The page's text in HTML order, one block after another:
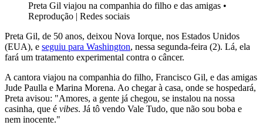
Preta Gil viajou na companhia do filho e das amigas •
Reprodução | Redes sociais
Preta Gil, de 50 anos, deixou Nova Iorque, nos Estados Unidos
(EUA), e seguiu para Washington, nessa segunda-feira (2). Lá, ela
fará um tratamento experimental contra o câncer.
A cantora viajou na companhia do filho, Francisco Gil, e das amigas
Jude Paulla e Marina Morena. Ao chegar à casa, onde se hospedará,
Preta avisou: "Amores, a gente já chegou, se instalou na nossa
casinha, que é vibes. Já tô vendo Vale Tudo, que não sou boba e
nem inocente."